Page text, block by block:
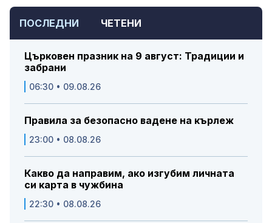
ПОСЛЕДНИ ЧЕТЕНИ
Църковен празник на 9 август: Традиции и
забрани
06:30 • 09.08.26
Правила за безопасно вадене на кърлеж
23:00 • 08.08.26
Какво да направим, ако изгубим личната
си карта в чужбина
22:30 • 08.08.26